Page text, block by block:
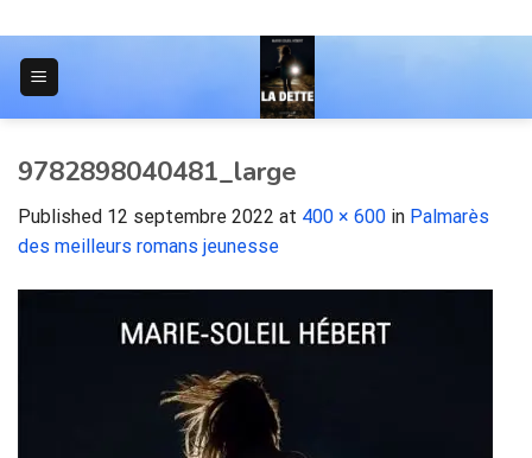
to
content
9782898040481_large
Published 12 septembre 2022 at 400 × 600 in Palmarès
des meilleurs romans jeunesse